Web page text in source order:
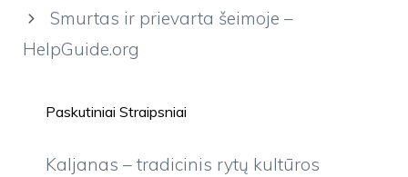
Smurtas ir prievarta šeimoje –
HelpGuide.org
Paskutiniai Straipsniai
Kaljanas – tradicinis rytų kultūros